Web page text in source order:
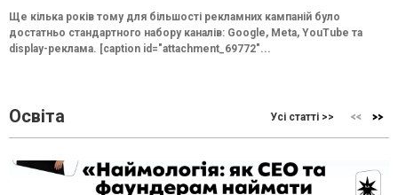
Ще кілька років тому для більшості рекламних кампаній було
достатньо стандартного набору каналів: Google, Meta, YouTube та
display-реклама. [caption id="attachment_69772"...
Освіта Усі статті >>